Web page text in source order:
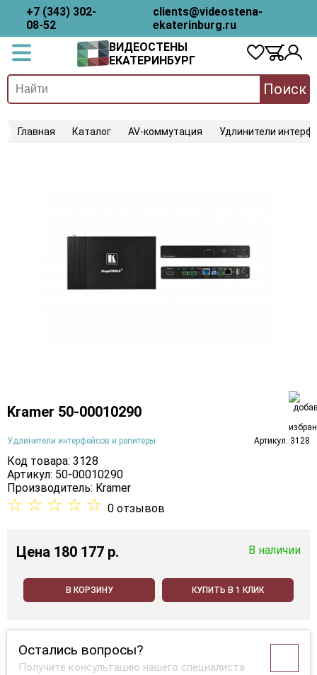
+7 (343) 302-
08-52
clients@videostena-
ekaterinburg.ru
ВИДЕОСТЕНЫ
ЕКАТЕРИНБУРГ
Поиск
Главная Каталог AV-коммутация Удлинители
Kramer 50-00010290
Удлинители интерфейсов и репитеры Артикул: 3128
Код товара: 3128
Артикул: 50-00010290
Производитель: Kramer
☆ ☆ ☆ ☆ ☆ 0 отзывов
Цена 180 177 p. В наличии
В КОРЗИНУ КУПИТЬ В 1 КЛИК
Остались вопросы?
Получите консультацию нашего специалиста